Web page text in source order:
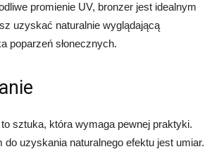
promienie UV, bronzer jest idealnym
uzyskać naturalnie wyglądającą
poparzeń słonecznych.
to sztuka, która wymaga pewnej praktyki.
do uzyskania naturalnego efektu jest umiar.